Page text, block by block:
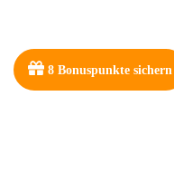
8 Bonuspunkte sichern